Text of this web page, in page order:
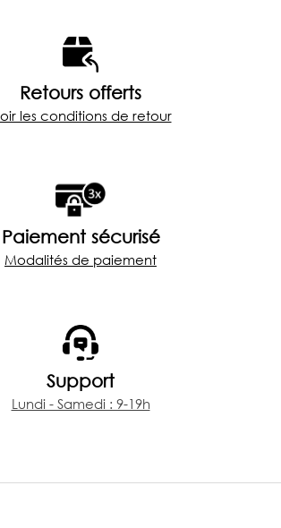
Retours offerts
les conditions de retour
Paiement sécurisé
Modalités de paiement
Support
Lundi - Samedi : 9-19h